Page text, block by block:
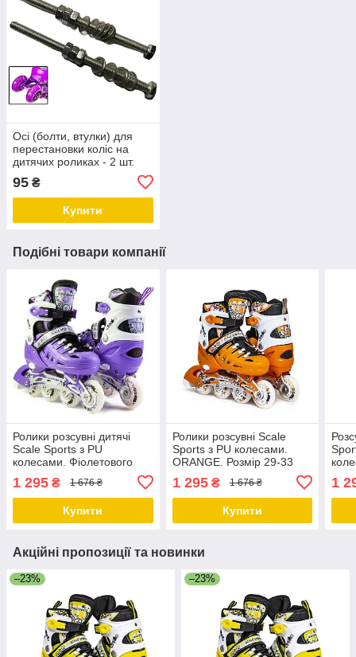
Осі (болти, втулки) для
перестановки коліс на
дитячих роликах - 2 шт.
95 ₴
Купити
Подібні товари компанії
Ролики розсувні дитячі
Scale Sports з PU
колесами. Фіолетового
1 295 ₴ 1 676 ₴
Купити
Ролики розсувні Scale
Sports з PU колесами.
ORANGE. Розмір 29-33
1 295₴ 1 676 ₴
Купити
1
Акційні пропозиції та новинки
–23% –23%